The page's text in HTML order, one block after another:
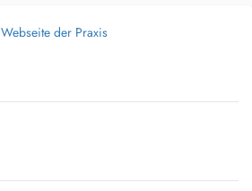
Webseite der Praxis